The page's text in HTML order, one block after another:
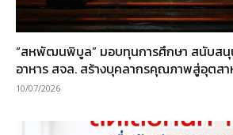
“สหพัฒนพิบูล” มอบทุนการศึกษา สนับสนุ
อาหาร สจล. สร้างบุคลากรคุณภาพสู่อุตสา
10/07/2026